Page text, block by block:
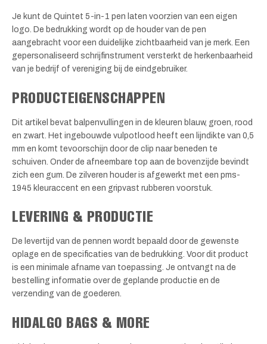
Je kunt de Quintet 5-in-1 pen laten voorzien van een eigen
logo. De bedrukking wordt op de houder van de pen
aangebracht voor een duidelijke zichtbaarheid van je merk. Een
gepersonaliseerd schrijfinstrument versterkt de herkenbaarheid
van je bedrijf of vereniging bij de eindgebruiker.
PRODUCTEIGENSCHAPPEN
Dit artikel bevat balpenvullingen in de kleuren blauw, groen, rood
en zwart. Het ingebouwde vulpotlood heeft een lijndikte van 0,5
mm en komt tevoorschijn door de clip naar beneden te
schuiven. Onder de afneembare top aan de bovenzijde bevindt
zich een gum. De zilveren houder is afgewerkt met een pms-
1945 kleuraccent en een gripvast rubberen voorstuk.
LEVERING & PRODUCTIE
De levertijd van de pennen wordt bepaald door de gewenste
oplage en de specificaties van de bedrukking. Voor dit product
is een minimale afname van toepassing. Je ontvangt na de
bestelling informatie over de geplande productie en de
verzending van de goederen.
HIDALGO BAGS & MORE